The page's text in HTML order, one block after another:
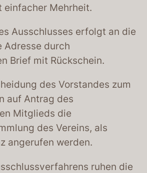
einfacher Mehrheit.
Ausschlusses erfolgt an die
Adresse durch
Brief mit Rückschein.
des Vorstandes zum
auf Antrag des
Mitglieds die
des Vereins, als
angerufen werden.
ruhen die